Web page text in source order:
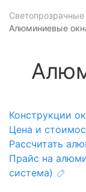
Алюминиевые
Конструкции
Цена и
Рассчитать
Прайс на
система)